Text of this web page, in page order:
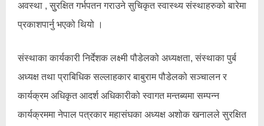
अवस्था , सुुरक्षित गर्भपतन गराउने सुचिकृत स्वास्थ्य संस्थाहरुको बारेमा
प्रकाशपार्नु भएको थियो ।
संस्थाका कार्यकारी निर्देशक लक्ष्मी पौडेलको अध्यक्षता, संस्थाका पुर्ब
अध्यक्ष तथा प्राबिधिक सल्लाहकार बाबुराम पौडेलको सञ्चालन र
कार्यक्रम अधिकृत आदर्श अधिकारीको स्वागत मन्तब्यमा सम्पन्न
कार्यक्रममा नेपाल पत्रकार महासंघका अध्यक्ष अशोक खनालले सुरक्षित